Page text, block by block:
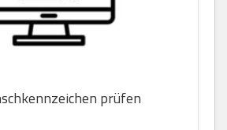
prüfen